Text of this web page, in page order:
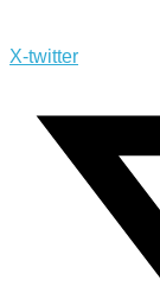
X-twitter